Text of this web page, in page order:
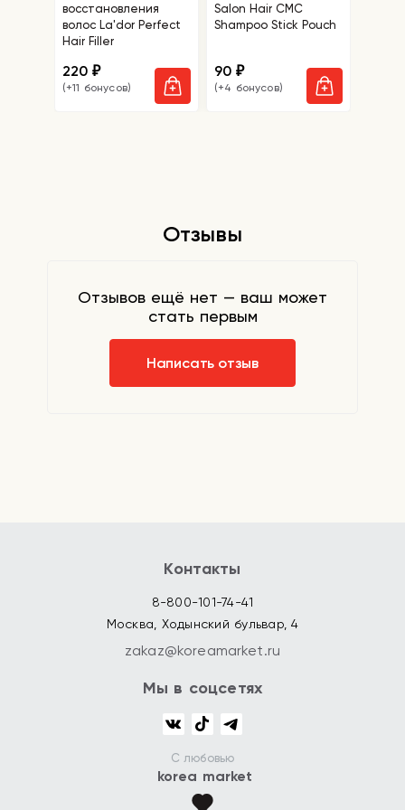
восстановления
волос La'dor Perfect
Hair Filler
220 ₽
(+11 бонусов)
Salon Hair CMC
Shampoo Stick Pouch
90 ₽
(+4 бонусов)
Отзывы
Отзывов ещё нет — ваш может
стать первым
Написать отзыв
Контакты
8-800-101-74-41
Москва, Ходынский бульвар, 4
zakaz@koreamarket.ru
Мы в соцсетях
С любовью
korea market